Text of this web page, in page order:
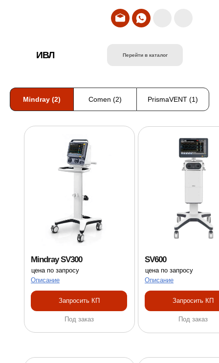
ИВЛ Перейти в каталог
Mindray (2) Comen (2) PrismaVENT (1)
Mindray SV300
цена по запросу
Описание
Под заказ
Запросить КП
SV600
цена по запросу
Описание
Под заказ
Запросить КП